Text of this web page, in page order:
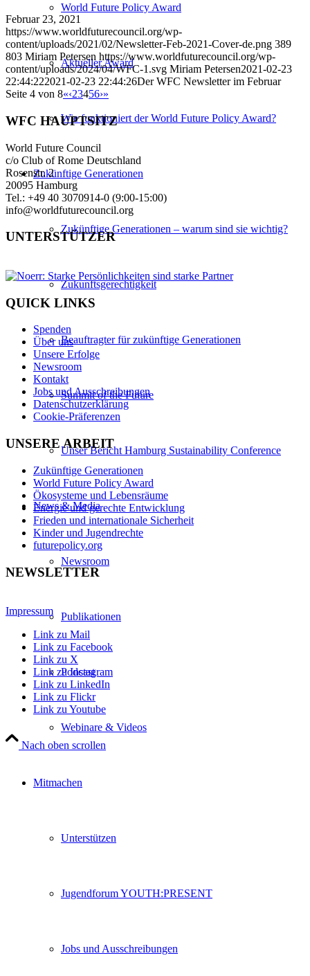
World Future Policy Award
Aktueller Award
Wie funktioniert der World Future Policy Award?
Zukünftige Generationen
Zukünftige Generationen – warum sind sie wichtig?
Zukunftsgerechtigkeit
Beauftragter für zukünftige Generationen
Summit of the Future
Unser Bericht Hamburg Sustainability Conference
News & Media
Newsroom
Publikationen
Podcast
Webinare & Videos
Mitmachen
Unterstützen
Jugendforum YOUTH:PRESENT
Jobs und Ausschreibungen
Februar 23, 2021
https://www.worldfuturecouncil.org/wp-
content/uploads/2021/02/Newsletter-Feb-2021-Cover-de.png 389
803 Miriam Petersen https://www.worldfuturecouncil.org/wp-
content/uploads/2024/04/WFC-1.svg Miriam Petersen2021-02-23
22:44:222021-02-23 22:44:26Der WFC Newsletter im Februar
Seite 4 von 8«‹23456›»
WFC HAUPTSITZ
World Future Council
c/o Club of Rome Deutschland
Rosenstr. 2
20095 Hamburg
Tel.: +49 40 3070914-0 (9:00-15:00)
info@worldfuturecouncil.org
UNTERSTÜTZER
QUICK LINKS
Spenden
Über uns
Unsere Erfolge
Newsroom
Kontakt
Jobs und Ausschreibungen
Datenschutzerklärung
Cookie-Präferenzen
UNSERE ARBEIT
Zukünftige Generationen
World Future Policy Award
Ökosysteme und Lebensräume
Energie und gerechte Entwicklung
Frieden und internationale Sicherheit
Kinder und Jugendrechte
futurepolicy.org
NEWSLETTER
Impressum
Link zu Mail
Link zu Facebook
Link zu X
Link zu Instagram
Link zu LinkedIn
Link zu Flickr
Link zu Youtube
Nach oben scrollen